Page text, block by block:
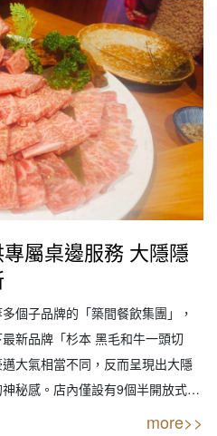
屬桌邊服務 大隱隱
個子品牌的「築間餐飲集團」，
新品牌「杉本 黑毛和牛一頭切
大氣相當不同，反而呈現出大隱
秘感。店內僅設有9個半開放式包
的是店內提供專人桌邊代烤服more>>